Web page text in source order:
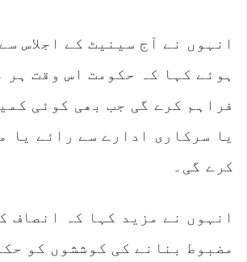
انہوں نے آج سینیٹ کے اجلاس
ہوئے کہا کہ حکومت اس وقت ہر
فراہم کرے گی جب بھی کوئی
یا سرکاری ادارے سے رائے یا
کرے گی۔
انہوں نے مزید کہا کہ انصاف
مضبوط بنانے کی کوششوں کو